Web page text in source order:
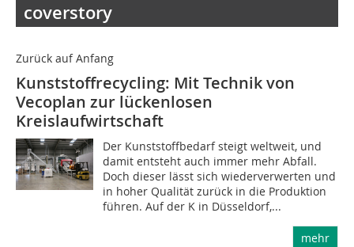
coverstory
Zurück auf Anfang
Kunststoffrecycling: Mit Technik von
Vecoplan zur lückenlosen
Kreislaufwirtschaft
Der Kunststoffbedarf steigt weltweit, und
damit entsteht auch immer mehr Abfall.
Doch dieser lässt sich wiederverwerten und
in hoher Qualität zurück in die Produktion
führen. Auf der K in Düsseldorf,...
mehr